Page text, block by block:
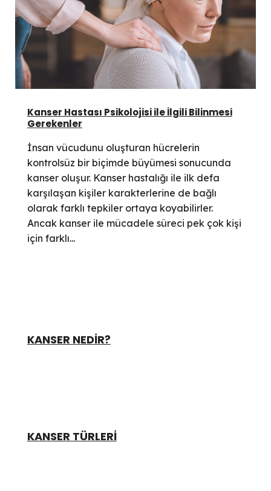
Kanser Hastası Psikolojisi ile İlgili Bilinmesi
Gerekenler
İnsan vücudunu oluşturan hücrelerin
kontrolsüz bir biçimde büyümesi sonucunda
kanser oluşur. Kanser hastalığı ile ilk defa
karşılaşan kişiler karakterlerine de bağlı
olarak farklı tepkiler ortaya koyabilirler.
Ancak kanser ile mücadele süreci pek çok kişi
için farklı...
KANSER NEDİR?
KANSER TÜRLERİ